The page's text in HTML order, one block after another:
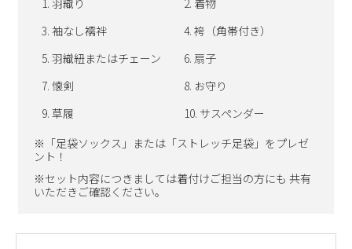
羽織り
着物
袖なし襦袢
袴（角帯付き）
羽織紐またはチェーン
扇子
懐剣
お守り
草履
サスペンダー
※「足袋ソックス」または「ストレッチ足袋」をプレゼ
ント！
※セット内容につきましては着付けご担当の方にも 共有
いただきご確認ください。